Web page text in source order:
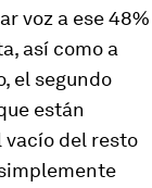
voz a ese 48%
así como a
el segundo
están
vacío del resto